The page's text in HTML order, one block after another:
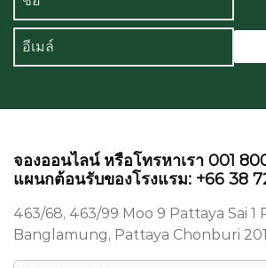
จองออนไลน์ หรือโทรหาเรา 001
แผนกต้อนรับของโรงแรม: +66 38
463/68, 463/99 Moo 9 Pattaya Sai 1
Banglamung, Pattaya Chonburi